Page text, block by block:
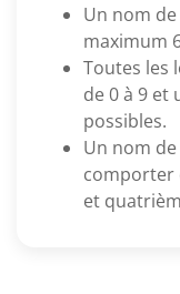
Un nom
maximum
Toutes les
de 0 à 9 et
possibles.
Un nom
comporter
et